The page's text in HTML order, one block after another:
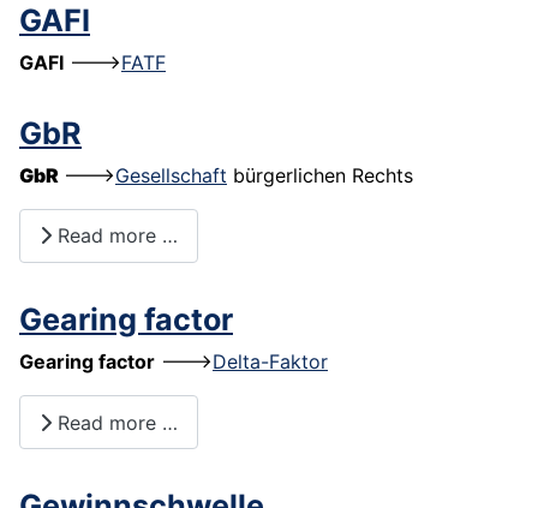
GAFI
GAFI --->FATF
GbR
GbR --->Gesellschaft bürgerlichen Rechts
Read more …
Gearing factor
Gearing factor --->Delta-Faktor
Read more …